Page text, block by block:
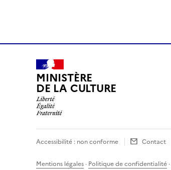
MINISTÈRE
DE LA CULTURE
Accessibilité : non conforme Contact
Mentions légales · Politique de confidentialité ·